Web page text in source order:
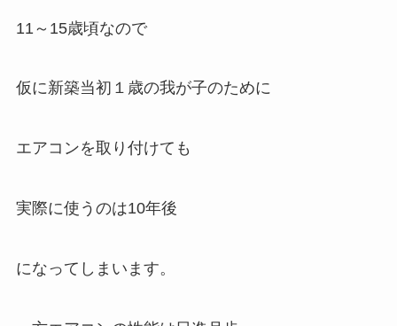
11～15歳頃なので
仮に新築当初１歳の我が子のために
エアコンを取り付けても
実際に使うのは10年後
になってしまいます。